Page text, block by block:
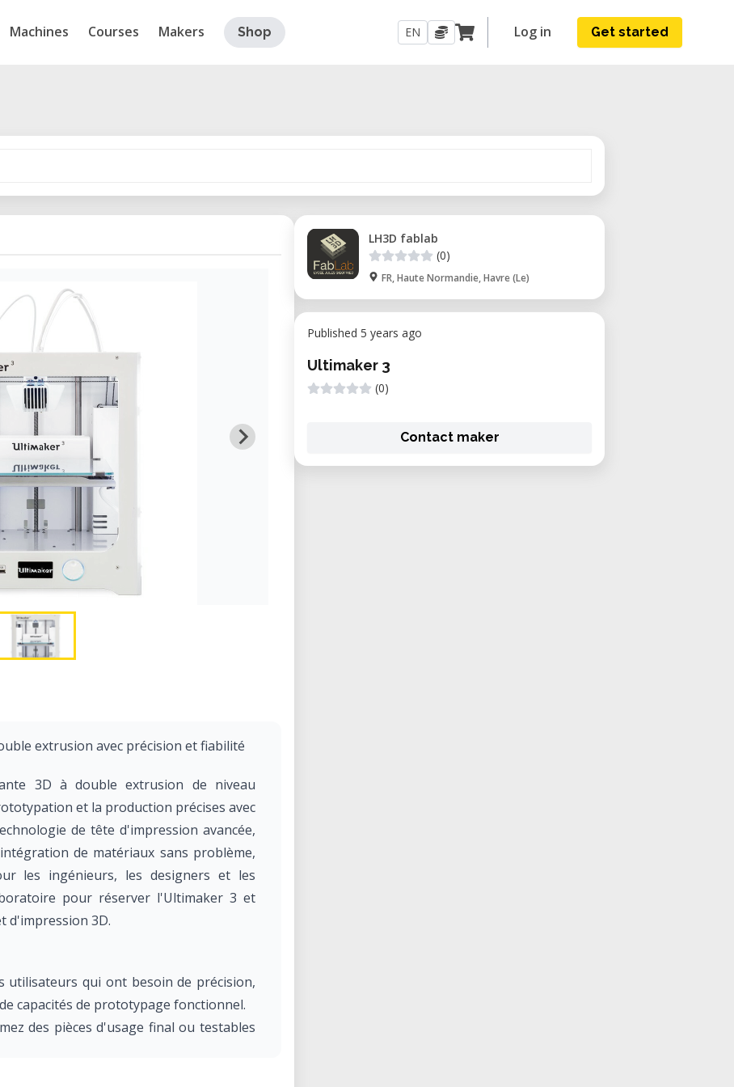
Machines Courses Makers Shop EN Log in Get started
extrusion avec précision et fiabilité
3D à double extrusion de niveau
et la production précises avec
de tête d'impression avancée,
de matériaux sans problème,
les ingénieurs, les designers et les
pour réserver l'Ultimaker 3 et
d'impression 3D.
utilisateurs qui ont besoin de précision,
capacités de prototypage fonctionnel.
des pièces d'usage final ou testables
LH3D fablab
(0)
FR, Haute Normandie, Havre (Le)
Published 5 years ago
Ultimaker 3
(0)
Contact maker